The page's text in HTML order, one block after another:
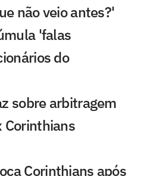
não veio antes?'
'falas
do
sobre arbitragem
Corinthians após